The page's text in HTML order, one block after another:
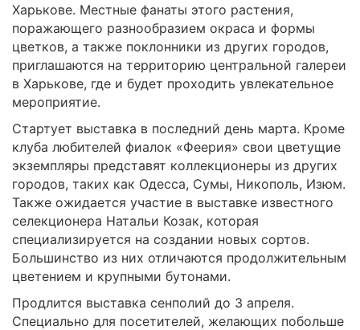
Харькове. Местные фанаты этого растения,
поражающего разнообразием окраса и формы
цветков, а также поклонники из других городов,
приглашаются на территорию центральной галереи
в Харькове, где и будет проходить увлекательное
мероприятие.
Стартует выставка в последний день марта. Кроме
клуба любителей фиалок «Феерия» свои цветущие
экземпляры представят коллекционеры из других
городов, таких как Одесса, Сумы, Никополь, Изюм.
Также ожидается участие в выставке известного
селекционера Натальи Козак, которая
специализируется на создании новых сортов.
Большинство из них отличаются продолжительным
цветением и крупными бутонами.
Продлится выставка сенполий до 3 апреля.
Специально для посетителей, желающих побольше